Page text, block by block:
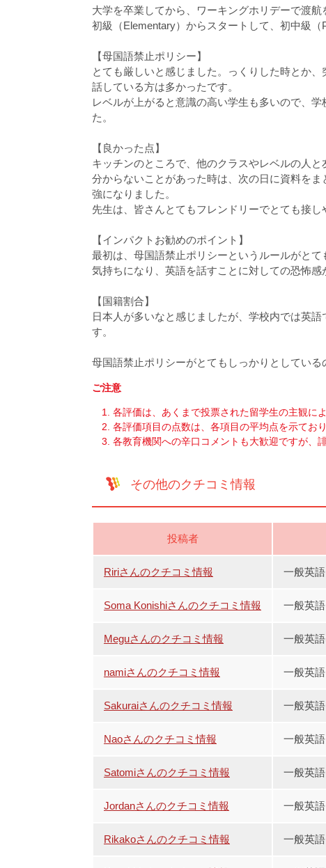
大学を卒業してから、ワーキングホリデーで渡航
初級（Elementary）からスタートして、初中級（
【母国語禁止ポリシー】
とても厳しいと感じました。っくりした時とか
話している方は多かったです。
レベルが上がると意識の高い学生も多いので、
た。
【良かった点】
キッチンのところで、他のクラスやレベルの人
分からないことがあった時は、次の日に資料を
強になりました。
先生は、皆さんとてもフレンドリーでとても接し
【インパクトお勧めのポイント】
最初は、母国語禁止ポリシーというルールがと
気持ちになり、英語を話すことに対しての恐怖感
【国籍割合】
日本人が多いなと感じましたが、学校内では英
す。
母国語禁止ポリシーがとてもしっかりとしている
ご注意
各評価は、あくまで投票された留学生の主観に
各評価項目の点数は、各項目の平均点を示てお
各教育機関への辛口コメントも大歓迎ですが、
その他のクチコミ情報
投稿者
Ririさんのクチコミ情報 一般英
Soma Konishiさんのクチコミ情報 一般英
Meguさんのクチコミ情報 一般英
namiさんのクチコミ情報 一般英
Sakuraiさんのクチコミ情報 一般英
Naoさんのクチコミ情報 一般英
Satomiさんのクチコミ情報 一般英
Jordanさんのクチコミ情報 一般英
Rikakoさんのクチコミ情報 一般英